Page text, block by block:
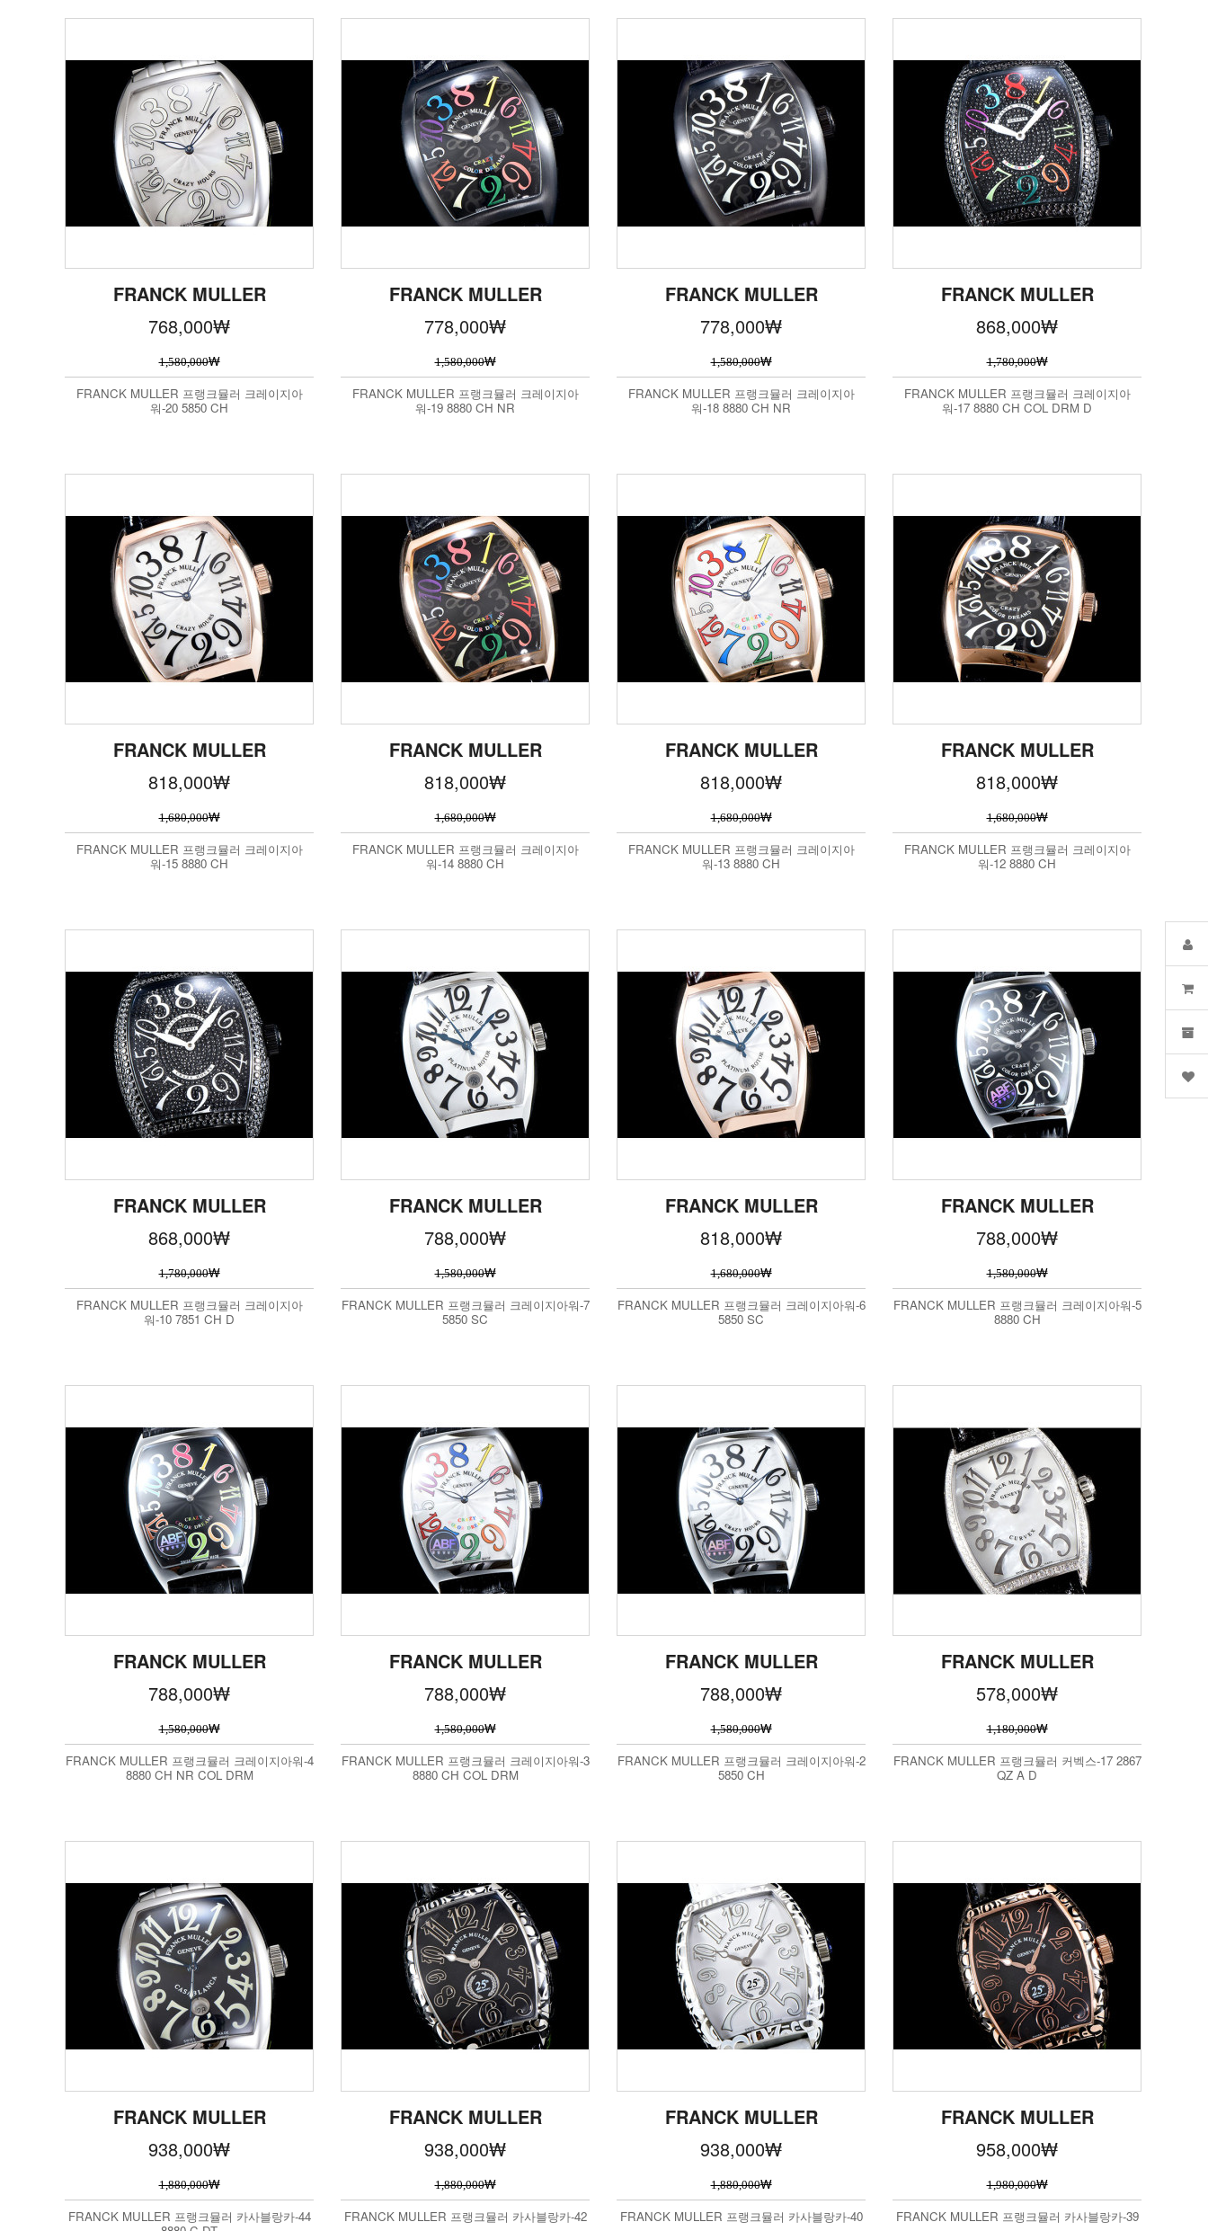
FRANCK MULLER
768,000₩
1,580,000₩
FRANCK MULLER 프랭크뮬러 크레이지아
워-20 5850 CH
FRANCK MULLER
778,000₩
1,580,000₩
FRANCK MULLER 프랭크뮬러 크레이지아
워-19 8880 CH NR
FRANCK MULLER
778,000₩
1,580,000₩
FRANCK MULLER 프랭크뮬러 크레이지아
워-18 8880 CH NR
FRANCK MULLER
868,000₩
1,780,000₩
FRANCK MULLER 프랭크뮬러 크레이지아
워-17 8880 CH COL DRM D
FRANCK MULLER
818,000₩
1,680,000₩
FRANCK MULLER 프랭크뮬러 크레이지아
워-15 8880 CH
FRANCK MULLER
818,000₩
1,680,000₩
FRANCK MULLER 프랭크뮬러 크레이지아
워-14 8880 CH
FRANCK MULLER
818,000₩
1,680,000₩
FRANCK MULLER 프랭크뮬러 크레이지아
워-13 8880 CH
FRANCK MULLER
818,000₩
1,680,000₩
FRANCK MULLER 프랭크뮬러 크레이지아
워-12 8880 CH
FRANCK MULLER
868,000₩
1,780,000₩
FRANCK MULLER 프랭크뮬러 크레이지아
워-10 7851 CH D
FRANCK MULLER
788,000₩
1,580,000₩
FRANCK MULLER 프랭크뮬러 크레이지아워-7
5850 SC
FRANCK MULLER
818,000₩
1,680,000₩
FRANCK MULLER 프랭크뮬러 크레이지아워-6
5850 SC
FRANCK MULLER
788,000₩
1,580,000₩
FRANCK MULLER 프랭크뮬러 크레이지아워-5
8880 CH
FRANCK MULLER
788,000₩
1,580,000₩
FRANCK MULLER 프랭크뮬러 크레이지아워-4
8880 CH NR COL DRM
FRANCK MULLER
788,000₩
1,580,000₩
FRANCK MULLER 프랭크뮬러 크레이지아워-3
8880 CH COL DRM
FRANCK MULLER
788,000₩
1,580,000₩
FRANCK MULLER 프랭크뮬러 크레이지아워-2
5850 CH
FRANCK MULLER
578,000₩
1,180,000₩
FRANCK MULLER 프랭크뮬러 커벡스-17 2867
QZ A D
FRANCK MULLER
938,000₩
1,880,000₩
FRANCK MULLER 프랭크뮬러 카사블랑카-44
FRANCK MULLER
938,000₩
1,880,000₩
FRANCK MULLER 프랭크뮬러 카사블랑카-42
FRANCK MULLER
938,000₩
1,880,000₩
FRANCK MULLER 프랭크뮬러 카사블랑카-40
FRANCK MULLER
958,000₩
1,980,000₩
FRANCK MULLER 프랭크뮬러 카사블랑카-39